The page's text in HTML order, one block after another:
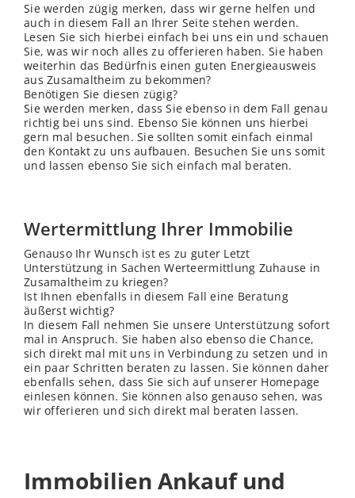
Sie werden zügig merken, dass wir gerne helfen und
auch in diesem Fall an Ihrer Seite stehen werden.
Lesen Sie sich hierbei einfach bei uns ein und schauen
Sie, was wir noch alles zu offerieren haben. Sie haben
weiterhin das Bedürfnis einen guten Energieausweis
aus Zusamaltheim zu bekommen?
Benötigen Sie diesen zügig?
Sie werden merken, dass Sie ebenso in dem Fall genau
richtig bei uns sind. Ebenso Sie können uns hierbei
gern mal besuchen. Sie sollten somit einfach einmal
den Kontakt zu uns aufbauen. Besuchen Sie uns somit
und lassen ebenso Sie sich einfach mal beraten.
Wertermittlung Ihrer Immobilie
Genauso Ihr Wunsch ist es zu guter Letzt
Unterstützung in Sachen Werteermittlung Zuhause in
Zusamaltheim zu kriegen?
Ist Ihnen ebenfalls in diesem Fall eine Beratung
äußerst wichtig?
In diesem Fall nehmen Sie unsere Unterstützung sofort
mal in Anspruch. Sie haben also ebenso die Chance,
sich direkt mal mit uns in Verbindung zu setzen und in
ein paar Schritten beraten zu lassen. Sie können daher
ebenfalls sehen, dass Sie sich auf unserer Homepage
einlesen können. Sie können also genauso sehen, was
wir offerieren und sich direkt mal beraten lassen.
Immobilien Ankauf und